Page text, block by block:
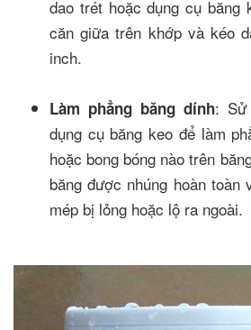
dao trét hoặc dụng cụ băng
căn giữa trên khớp và kéo
inch.
Làm phẳng băng dính: Sử
dụng cụ băng keo để làm
hoặc bong bóng nào trên
băng được nhúng hoàn toàn
mép bị lỏng hoặc lộ ra ngoài.